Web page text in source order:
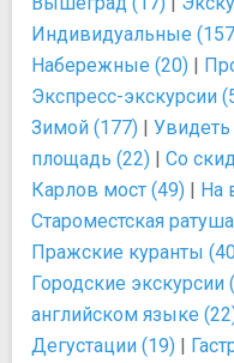
Индивидуальные
Набережные (20) |
Экспресс-экскурсии
Зимой (177) | Увидеть
площадь (22) | Со
Карлов мост (49) | На
Староместская
Пражские куранты
Городские экскурсии
английском языке
Дегустации (19) |